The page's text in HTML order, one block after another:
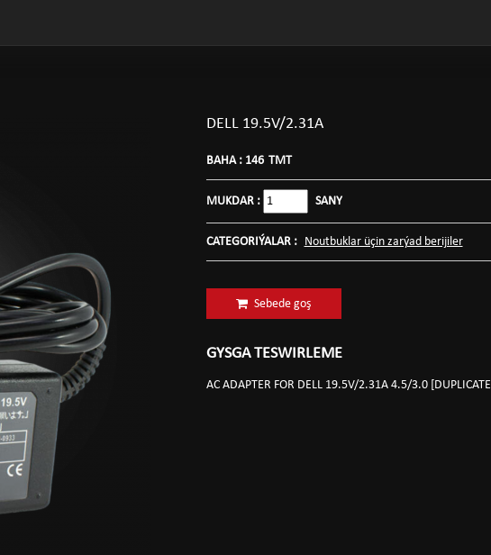
DELL 19.5V/2.31A
BAHA : 146 TMT
MUKDAR : SANY
CATEGORIÝALAR : Noutbuklar üçin zarýad berijiler
Sebede goş
GYSGA TESWIRLEME
AC ADAPTER FOR DELL 19.5V/2.31A 4.5/3.0 [DUPLICATE]